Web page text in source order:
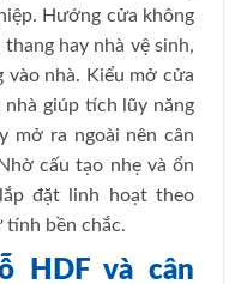
Hướng cửa không
hay nhà vệ sinh,
nhà. Kiểu mở cửa
giúp tích lũy năng
mở ra ngoài nên cân
cấu tạo nhẹ và ổn
đặt linh hoạt theo
tính bền chắc.
HDF và cân